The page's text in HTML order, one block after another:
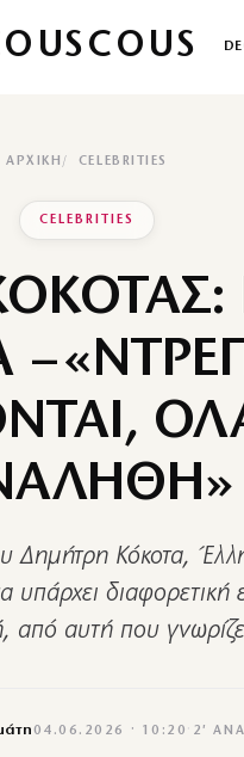
ΑΡΧΙΚΉ CELEBRITIES
CELEBRITIES
–
Δημήτρη Κόκοτα,
διαφορετική
από αυτή που
04.06.2026 · 10:20 · 2′